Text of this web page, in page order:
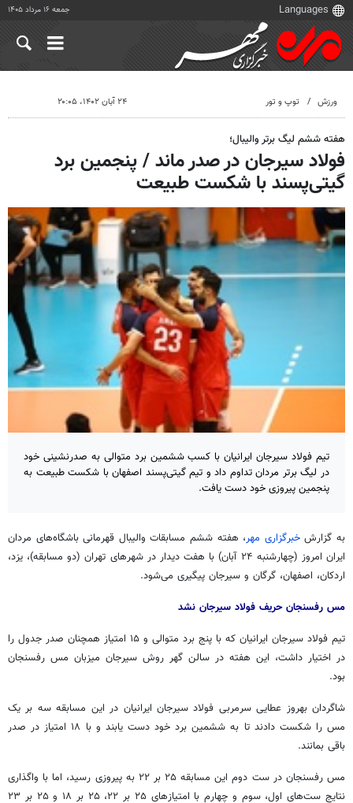
جمعه ۱۶ مرداد ۱۴۰۵
ورزش توپ و تور ۲۴ آبان ۱۴۰۲، ۲۰:۰۵
هفته ششم لیگ برتر والیبال؛
فولاد سیرجان در صدر ماند / پنجمین برد
گیتی‌پسند با شکست طبیعت
تیم فولاد سیرجان ایرانیان با کسب ششمین برد متوالی به صدرنشینی خود
در لیگ برتر مردان تداوم داد و تیم گیتی‌پسند اصفهان با شکست طبیعت به
پنجمین پیروزی خود دست یافت.
به گزارشخبرگزاری مهر، هفته ششم مسابقات والیبال قهرمانی باشگاه‌های مردان
ایران امروز (چهارشنبه ۲۴ آبان) با هفت دیدار در شهرهای تهران (دو مسابقه)، یزد،
اردکان، اصفهان، گرگان و سیرجان پیگیری می‌شود.
مس رفسنجان حریف فولاد سیرجان نشد
تیم فولاد سیرجان ایرانیان که با پنج برد متوالی و ۱۵ امتیاز همچنان صدر جدول را
در اختیار داشت، این هفته در سالن گهر روش سیرجان میزبان مس رفسنجان
بود.
شاگردان بهروز عطایی سرمربی فولاد سیرجان ایرانیان در این مسابقه سه بر یک
مس را شکست دادند تا به ششمین برد خود دست یابند و با ۱۸ امتیاز در صدر
باقی بمانند.
مس رفسنجان در ست دوم این مسابقه ۲۵ بر ۲۲ به پیروزی رسید، اما با واگذاری
نتایج ست‌های اول، سوم و چهارم با امتیازهای ۲۵ بر ۲۲، ۲۵ بر ۱۸ و ۲۵ بر ۲۳